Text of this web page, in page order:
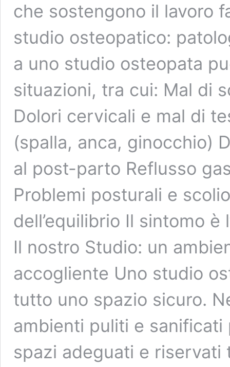
che sostengono il lavoro
studio osteopatico:
a uno studio osteopata
situazioni, tra cui: Mal di
Dolori cervicali e mal di
(spalla, anca, ginocchio)
al post-parto Reflusso
Problemi posturali e
dell’equilibrio Il sintomo
Il nostro Studio: un
accogliente Uno studio
tutto uno spazio sicuro.
ambienti puliti e
spazi adeguati e